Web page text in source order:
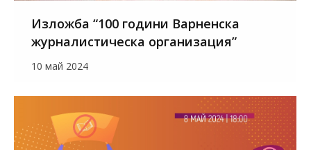
Изложба “100 години Варненска
журналистическа организация”
10 май 2024